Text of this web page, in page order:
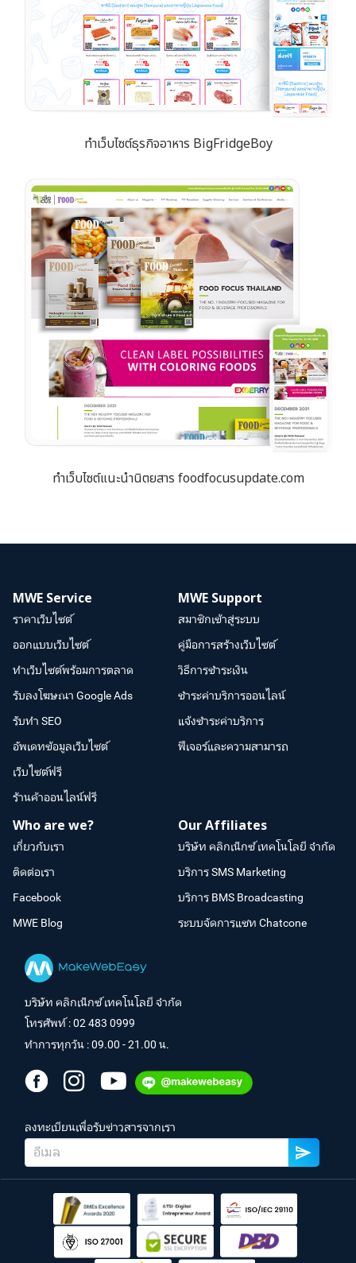
ทำเว็บไซต์ธุรกิจอาหาร BigFridgeBoy
ทำเว็บไซต์แนะนำนิตยสาร foodfocusupdate.com
MWE Service
ราคาเว็บไซต์
ออกแบบเว็บไซต์
ทำเว็บไซต์พร้อมการตลาด
รับลงโฆษณา Google Ads
รับทำ SEO
อัพเดทข้อมูลเว็บไซต์
เว็บไซต์ฟรี
ร้านค้าออนไลน์ฟรี
MWE Support
สมาชิกเข้าสู่ระบบ
คู่มือการสร้างเว็บไซต์
วิธีการชำระเงิน
ชำระค่าบริการออนไลน์
แจ้งชำระค่าบริการ
ฟีเจอร์และความสามารถ
Who are we?
เกี่ยวกับเรา
ติดต่อเรา
Facebook
MWE Blog
Our Affiliates
บริษัท คลิกเน็กซ์ เทคโนโลยี จำกัด
บริการ SMS Marketing
บริการ BMS Broadcasting
ระบบจัดการแชท Chatcone
บริษัท คลิกเน็กซ์ เทคโนโลยี จำกัด
โทรศัพท์ :02 483 0999
ทำการทุกวัน : 09.00 - 21.00 น.
ลงทะเบียนเพื่อรับข่าวสารจากเรา